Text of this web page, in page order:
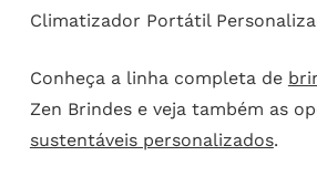
Climatizador Portátil
Conheça a linha completa de
Zen Brindes e veja também as
sustentáveis personalizados.